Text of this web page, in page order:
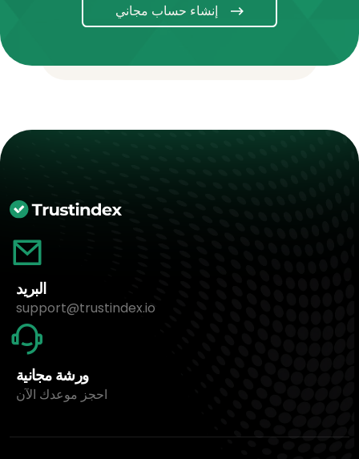
إنشاء حساب مجاني
البريد
support@trustindex.io
ورشة مجانية
احجز موعدك الآن